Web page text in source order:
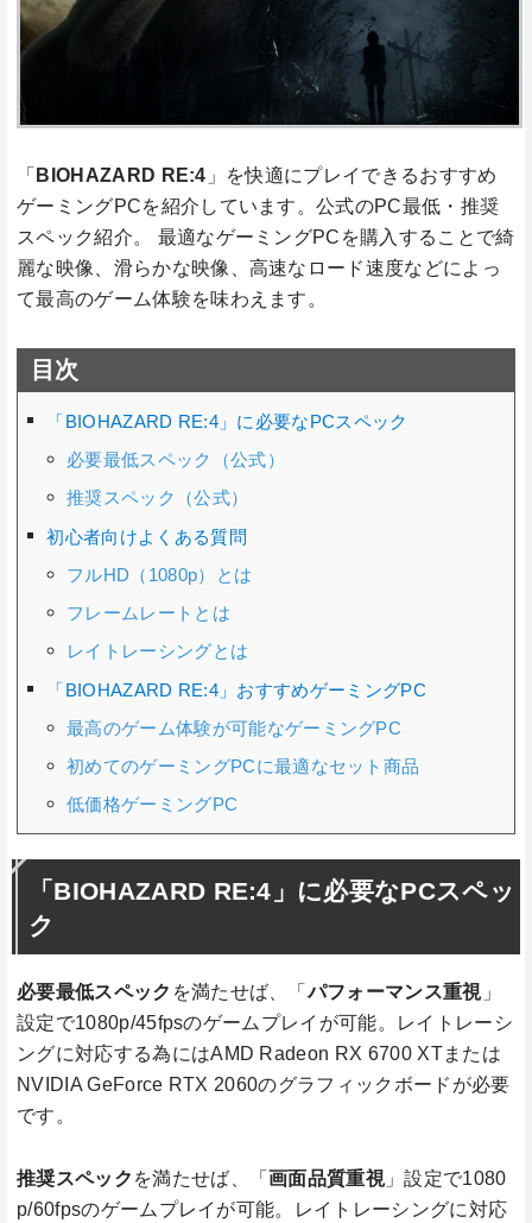
「 BIOHAZARD RE:4 」を快適にプレイできるおすすめ
ゲーミングPCを紹介しています。公式のPC最低・推奨
スペック紹介。 最適なゲーミングPCを購入することで綺
麗な映像、滑らかな映像、高速なロード速度などによっ
て最高のゲーム体験を味わえます。
目次
「BIOHAZARD RE:4」に必要なPCスペック
必要最低スペック（公式）
推奨スペック（公式）
初心者向けよくある質問
フルHD（1080p）とは
フレームレートとは
レイトレーシングとは
「BIOHAZARD RE:4」おすすめゲーミングPC
最高のゲーム体験が可能なゲーミングPC
初めてのゲーミングPCに最適なセット商品
低価格ゲーミングPC
「BIOHAZARD RE:4」に必要なPCスペッ
ク
必要最低スペック を満たせば、「パフォーマンス重視」
設定で1080p/45fpsのゲームプレイが可能。レイトレーシ
ングに対応する為にはAMD Radeon RX 6700 XTまたは
NVIDIA GeForce RTX 2060のグラフィックボードが必要
です。
推奨スペック を満たせば、「画面品質重視」設定で1080
p/60fpsのゲームプレイが可能。レイトレーシングに対応